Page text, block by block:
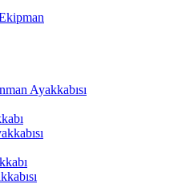
Ayakkabısı